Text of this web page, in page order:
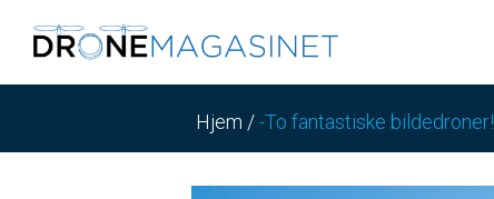
Hjem /-To fantastiske bildedroner!